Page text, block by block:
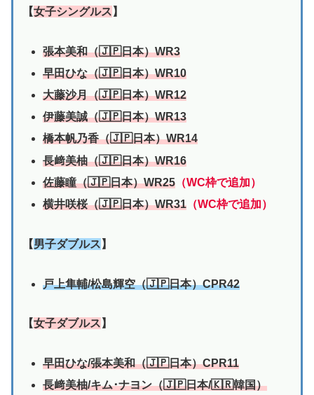
【女子シングルス 】
張本美和（🇯🇵日本）WR3
早田ひな（🇯🇵日本）WR10
大藤沙月（🇯🇵日本）WR12
伊藤美誠（🇯🇵日本）WR13
橋本帆乃香（🇯🇵日本）WR14
長﨑美柚（🇯🇵日本）WR16
佐藤瞳（🇯🇵日本）WR25（WC枠で追加）
横井咲桜（🇯🇵日本）WR31（WC枠で追加）
【男子ダブルス 】
戸上隼輔/松島輝空（🇯🇵日本）CPR42
【女子ダブルス 】
早田ひな/張本美和（🇯🇵日本）CPR11
長﨑美柚/キム･ナヨン（🇯🇵日本/🇰🇷韓国）